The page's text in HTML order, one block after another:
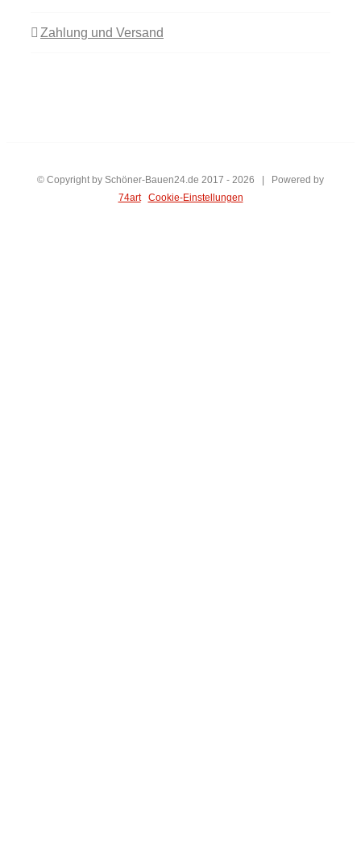
Zahlung und Versand
© Copyright by Schöner-Bauen24.de 2017 - 2026 | Powered by
74art
Cookie-Einstellungen